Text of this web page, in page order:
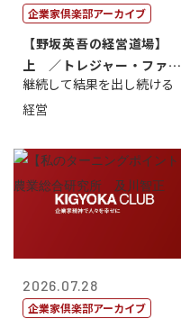
企業家倶楽部アーカイブ
【野坂英吾の経営道場】
上 ／トレジャー・ファク
トリー社長野坂...
継続して結果を出し続ける
経営
2026.07.28
企業家倶楽部アーカイブ